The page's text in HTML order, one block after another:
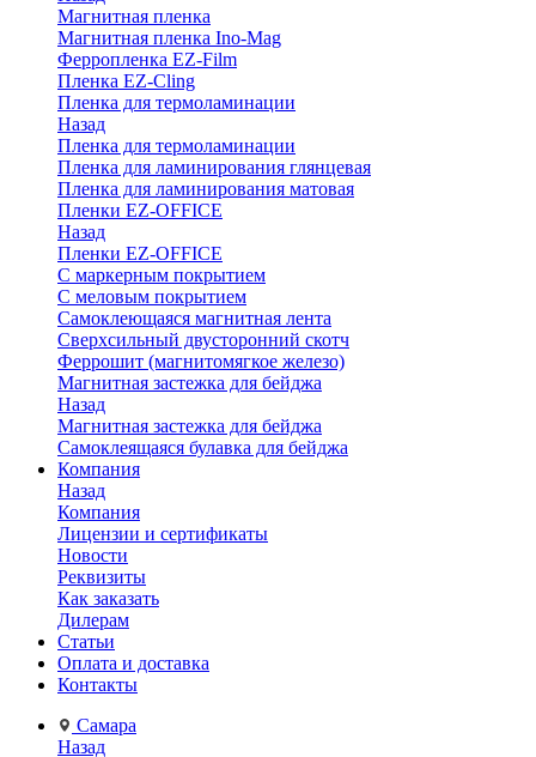
Магнитная пленка
Магнитная пленка Ino-Mag
Ферропленка EZ-Film
Пленка EZ-Cling
Пленка для термоламинации
Назад
Пленка для термоламинации
Пленка для ламинирования глянцевая
Пленка для ламинирования матовая
Пленки EZ-OFFICE
Назад
Пленки EZ-OFFICE
С маркерным покрытием
С меловым покрытием
Самоклеющаяся магнитная лента
Сверхсильный двусторонний скотч
Феррошит (магнитомягкое железо)
Магнитная застежка для бейджа
Назад
Магнитная застежка для бейджа
Самоклеящаяся булавка для бейджа
Компания
Назад
Компания
Лицензии и сертификаты
Новости
Реквизиты
Как заказать
Дилерам
Статьи
Оплата и доставка
Контакты
Самара
Назад